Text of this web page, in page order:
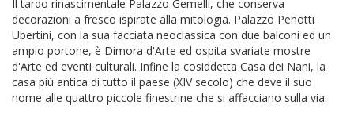
Il tardo rinascimentale Palazzo Gemelli, che conserva
decorazioni a fresco ispirate alla mitologia. Palazzo Penotti
Ubertini, con la sua facciata neoclassica con due balconi ed un
ampio portone, è Dimora d'Arte ed ospita svariate mostre
d'Arte ed eventi culturali. Infine la cosiddetta Casa dei Nani, la
casa più antica di tutto il paese (XIV secolo) che deve il suo
nome alle quattro piccole finestrine che si affacciano sulla via.